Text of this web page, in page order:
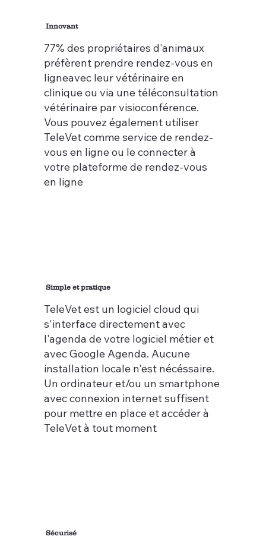
Innovant
77% des propriétaires d'animaux
préfèrent prendre rendez-vous en
ligneavec leur vétérinaire en
clinique ou via une téléconsultation
vétérinaire par visioconférence.
Vous pouvez également utiliser
TeleVet comme service de rendez-
vous en ligne ou le connecter à
votre plateforme de rendez-vous
en ligne
Simple et pratique
TeleVet est un logiciel cloud qui
s'interface directement avec
l'agenda de votre logiciel métier et
avec Google Agenda. Aucune
installation locale n'est nécéssaire.
Un ordinateur et/ou un smartphone
avec connexion internet suffisent
pour mettre en place et accéder à
TeleVet à tout moment
Sécurisé